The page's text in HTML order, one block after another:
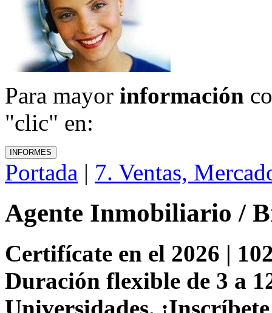
Para mayor información
"clic" en:
Portada | 7. Ventas,
Agente Inmobiliario /
Certifícate en el 2026 |
Duración flexible de 3 a
Universidades.